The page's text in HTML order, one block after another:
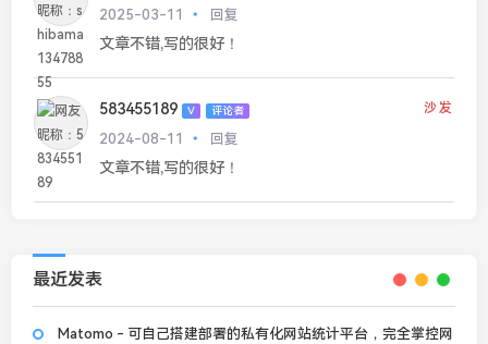
2025-03-11 回复
文章不错,写的很好！
583455189 V 评论者 沙发
2024-08-11 回复
文章不错,写的很好！
最近发表
Matomo - 可自己搭建部署的私有化网站统计平台，完全掌控网